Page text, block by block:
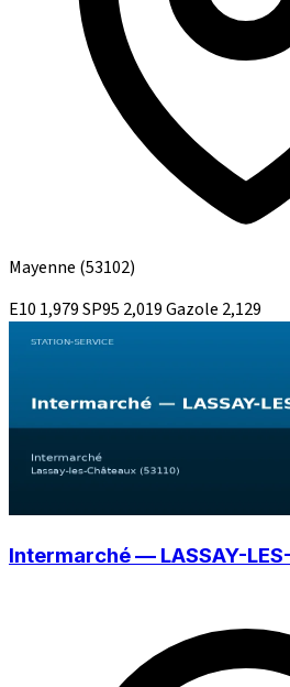
Mayenne (53102)
E10 1,979SP95 2,019Gazole 2,129
Intermarché — LASSAY-